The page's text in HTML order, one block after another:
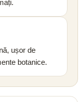
ușor de
botanice.